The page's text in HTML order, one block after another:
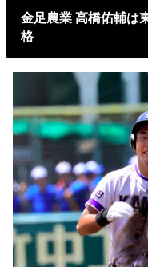
金足農業 高橋佑輔は
格